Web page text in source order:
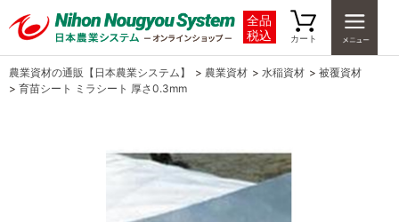
全品
税込
カート
農業資材の通販【日本農業システム】 > 農業資材 > 水稲資材 > 被覆資材
> 育苗シート ミラシート 厚さ0.3mm